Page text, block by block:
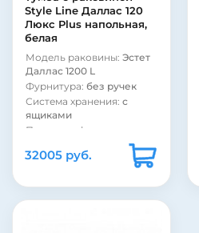
глянцевое
Форма раковины:
прямоугольная
Материал раковины:
искусственный мрамор
Style Line Даллас 120
Люкс Plus напольная,
белая
Модель раковины: Эстет
Даллас 1200 L
Фурнитура: без ручек
Система хранения: с
ящиками
Покрытие фасада:
Покрытие фасада:
Коллекция: Даллас
Страна: Россия
32005 руб.